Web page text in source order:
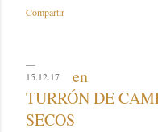
Compartir
15.12.17
TURRÓN DE
SECOS